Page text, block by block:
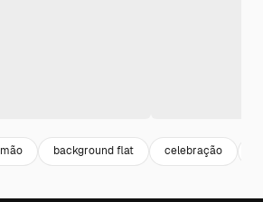
background flat celebração